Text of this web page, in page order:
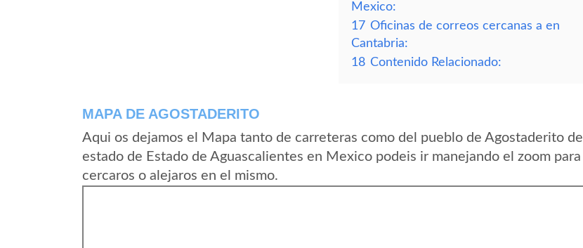
Mexico:
17 Oficinas de correos cercanas a en
Cantabria:
18 Contenido Relacionado:
MAPA DE AGOSTADERITO
Aqui os dejamos el Mapa tanto de carreteras como del pueblo de Agostaderito del
estado de Estado de Aguascalientes en Mexico podeis ir manejando el zoom para
cercaros o alejaros en el mismo.